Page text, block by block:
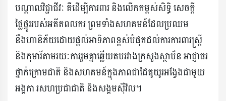
បណ្តាលវិជ្ជាជីវៈ គឺដើម្បីការពារ និងលើកកម្ពស់សិទ្ធិ សេចក្តី
ថ្លៃថ្នូររបស់អតីតពលករ ព្រមទាំងសហគមន៍ដែលប្រឈម
នឹងហានិភ័យដោយផ្តល់អាទិភាពខ្ពស់បំផុតដល់ការការពារស្ត្រី
និងកុមារីតាមរយៈការរួមគ្នាឆ្លើយតបរវាងក្រសួងស្ថាប័ន អាជ្ញាធរ
ថ្នាក់ក្រោមជាតិ និងសហគមន៍ក្នុងភាពជាដៃគូយូរអង្វែងជាមួយ
អង្គកា រសហប្រជាជាតិ និងសង្គមស៊ីវិល។